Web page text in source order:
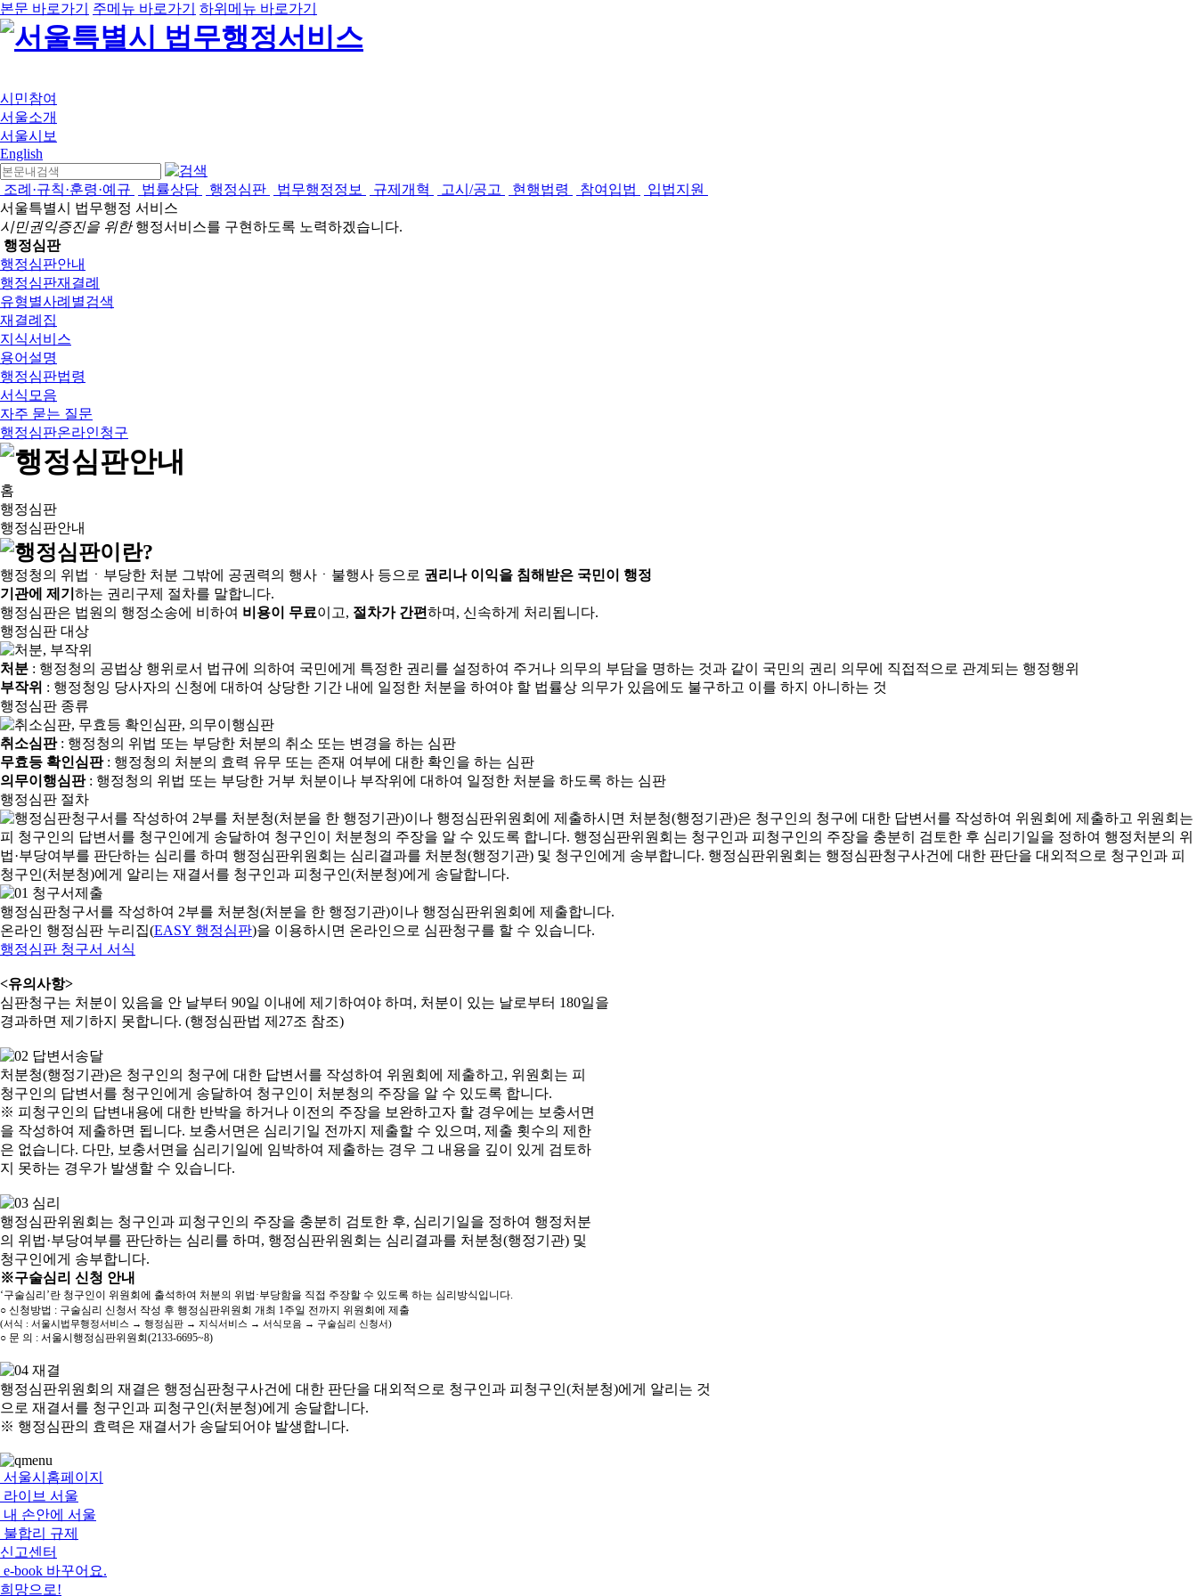
본문 바로가기 주메뉴 바로가기 하위메뉴 바로가기
시민참여
서울소개
서울시보
English
조례·규칙·훈령·예규 법률상담 행정심판 법무행정정보 규제개혁 고시/공고 현행법령 참여입법
입법지원
서울특별시 법무행정 서비스
시민권익증진을 위한행정서비스를 구현하도록 노력하겠습니다.
행정심판
행정심판안내
행정심판재결례
유형별사례별검색
재결례집
지식서비스
용어설명
행정심판법령
서식모음
자주 묻는 질문
행정심판온라인청구
홈
행정심판
행정심판안내
행정청의 위법ㆍ부당한 처분 그밖에 공권력의 행사ㆍ불행사 등으로 권리나 이익을 침해받은 국민이 행정
기관에 제기 하는 권리구제 절차를 말합니다.
행정심판은 법원의 행정소송에 비하여 비용이 무료이고, 절차가 간편하며, 신속하게 처리됩니다.
행정심판 대상
처분 : 행정청의 공법상 행위로서 법규에 의하여 국민에게 특정한 권리를 설정하여 주거나 의무의 부담을 명하는 것과 같이 국민의 권리 의무에 직접적으로 관계되는 행정행위
부작위 : 행정청잉 당사자의 신청에 대하여 상당한 기간 내에 일정한 처분을 하여야 할 법률상 의무가 있음에도 불구하고 이를 하지 아니하는 것
행정심판 종류
취소심판: 행정청의 위법 또는 부당한 처분의 취소 또는 변경을 하는 심판
무효등 확인심판: 행정청의 처분의 효력 유무 또는 존재 여부에 대한 확인을 하는 심판
의무이행심판: 행정청의 위법 또는 부당한 거부 처분이나 부작위에 대하여 일정한 처분을 하도록 하는 심판
행정심판 절차
행정심판청구서를 작성하여 2부를 처분청(처분을 한 행정기관)이나 행정심판위원회에 제출합니다.
온라인 행정심판 누리집(EASY 행정심판)을 이용하시면 온라인으로 심판청구를 할 수 있습니다.
행정심판 청구서 서식
<유의사항>
심판청구는 처분이 있음을 안 날부터 90일 이내에 제기하여야 하며, 처분이 있는 날로부터 180일을
경과하면 제기하지 못합니다. (행정심판법 제27조 참조)
처분청(행정기관)은 청구인의 청구에 대한 답변서를 작성하여 위원회에 제출하고, 위원회는 피
청구인의 답변서를 청구인에게 송달하여 청구인이 처분청의 주장을 알 수 있도록 합니다.
※ 피청구인의 답변내용에 대한 반박을 하거나 이전의 주장을 보완하고자 할 경우에는 보충서면
을 작성하여 제출하면 됩니다. 보충서면은 심리기일 전까지 제출할 수 있으며, 제출 횟수의 제한
은 없습니다. 다만, 보충서면을 심리기일에 임박하여 제출하는 경우 그 내용을 깊이 있게 검토하
지 못하는 경우가 발생할 수 있습니다.
행정심판위원회는 청구인과 피청구인의 주장을 충분히 검토한 후, 심리기일을 정하여 행정처분
의 위법·부당여부를 판단하는 심리를 하며, 행정심판위원회는 심리결과를 처분청(행정기관) 및
청구인에게 송부합니다.
※구술심리 신청 안내
‘구술심리’란 청구인이 위원회에 출석하여 처분의 위법·부당함을 직접 주장할 수 있도록 하는 심리방식입니다.
○ 신청방법 : 구술심리 신청서 작성 후 행정심판위원회 개최 1주일 전까지 위원회에 제출
(서식 : 서울시법무행정서비스 → 행정심판 → 지식서비스 → 서식모음 → 구술심리 신청서)
○ 문 의 : 서울시행정심판위원회(2133-6695~8)
행정심판위원회의 재결은 행정심판청구사건에 대한 판단을 대외적으로 청구인과 피청구인(처분청)에게 알리는 것
으로 재결서를 청구인과 피청구인(처분청)에게 송달합니다.
※ 행정심판의 효력은 재결서가 송달되어야 발생합니다.
서울시홈페이지
라이브 서울
내 손안에 서울
불합리 규제
신고센터
e-book 바꾸어요.
희망으로!